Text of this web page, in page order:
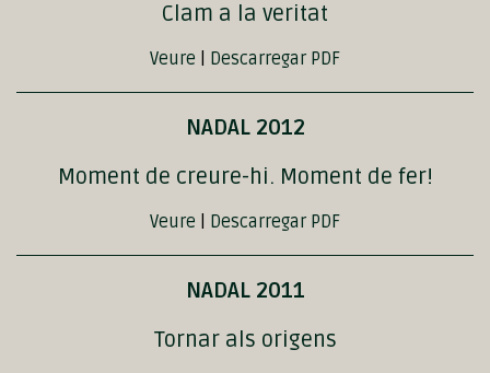
Clam a la veritat
Veure Descarregar PDF
NADAL 2012
Moment de creure-hi. Moment de fer!
Veure Descarregar PDF
NADAL 2011
Tornar als origens